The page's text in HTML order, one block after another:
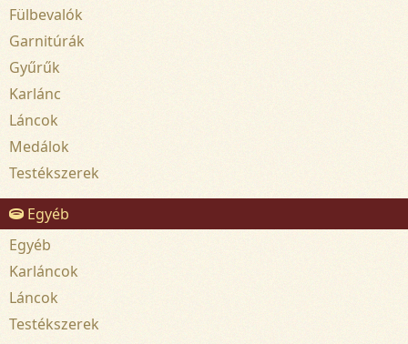
Fülbevalók
Garnitúrák
Gyűrűk
Karlánc
Láncok
Medálok
Testékszerek
Egyéb
Egyéb
Karláncok
Láncok
Testékszerek